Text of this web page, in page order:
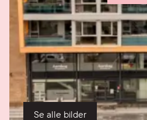
Se alle bilder